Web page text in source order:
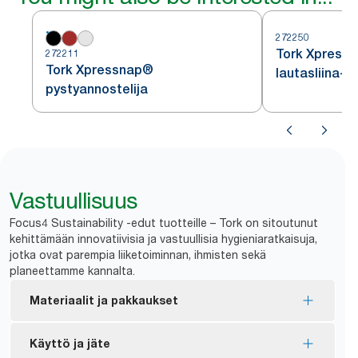
272211
Tork Xpressnap®
pystyannostelija
272250
Tork
lautasliina-
Vastuullisuus
Focus4 Sustainability -edut tuotteille – Tork on sitoutunut
kehittämään innovatiivisia ja vastuullisia hygieniaratkaisuja,
jotka ovat parempia liiketoiminnan, ihmisten sekä
planeettamme kannalta.
Materiaalit ja pakkaukset
EU-ympäristömerkillä sertifioidut täyttöpakkaukset
Käyttö ja jäte